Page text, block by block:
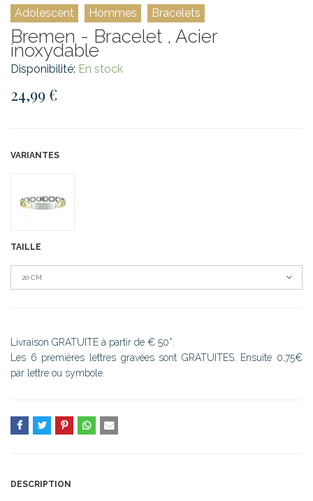
Adolescent
Hommes Bracelets
Bremen - Bracelet , Acier
inoxydable
Disponibilité: En stock
24,99 €
VARIANTES
TAILLE
20 CM
Livraison GRATUITE à partir de € 50*.
Les 6 premières lettres gravées sont GRATUITES. Ensuite 0,75€
par lettre ou symbole.
DESCRIPTION